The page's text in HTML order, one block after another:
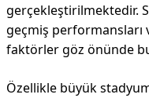
gerçekleştirilmektedir.
geçmiş performansları
faktörler göz önünde
Özellikle büyük